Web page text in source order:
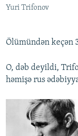
Yuri Trifonov
Ölümündən keçən
O, dəb deyildi,
həmişə rus